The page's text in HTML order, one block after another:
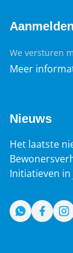
We versturen
Meer
Nieuws
Het laatste
Initiatieven
WhatsApp